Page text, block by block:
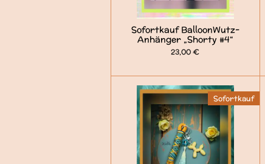
Sofortkauf BalloonWutz-
Anhänger „Shorty #4“
23,00 €
Sofortkauf